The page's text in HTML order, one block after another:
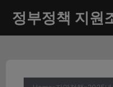
츠
정부정책 지원